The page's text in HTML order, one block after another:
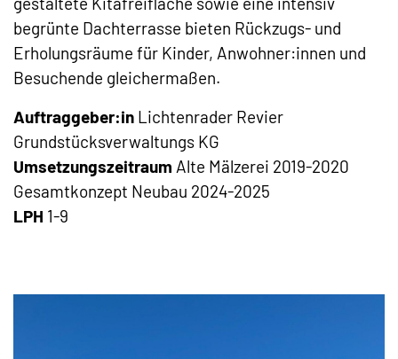
begrünte Dachterrasse bieten Rückzugs- und
Erholungsräume für Kinder, Anwohner:innen und
Besuchende gleichermaßen.
Auftraggeber:in Lichtenrader Revier
Grundstücksverwaltungs KG
Umsetzungszeitraum Alte Mälzerei 2019-2020
Gesamtkonzept Neubau 2024-2025
LPH 1-9